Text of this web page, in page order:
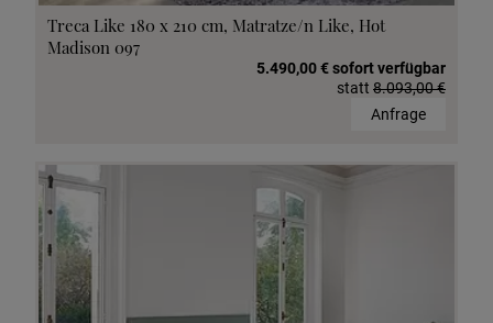
Treca Like 180 x 210 cm, Matratze/n Like, Hot
Madison 097
5.490,00 € sofort verfügbar
statt 8.093,00 €
Anfrage